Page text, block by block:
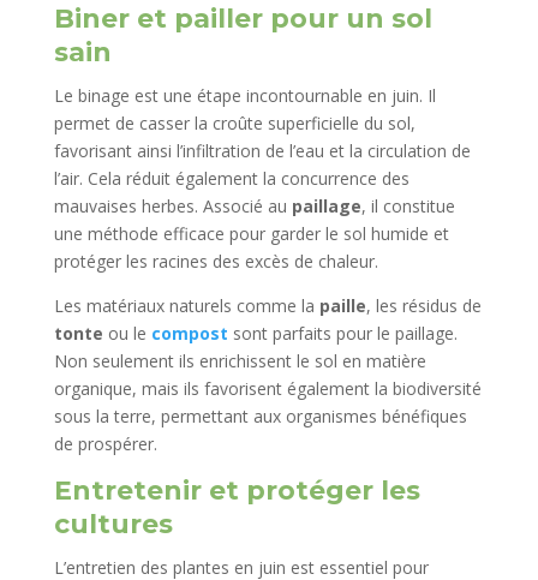
Biner et pailler pour un sol
sain
Le binage est une étape incontournable en juin. Il
permet de casser la croûte superficielle du sol,
favorisant ainsi l’infiltration de l’eau et la circulation de
l’air. Cela réduit également la concurrence des
mauvaises herbes. Associé au paillage, il constitue
une méthode efficace pour garder le sol humide et
protéger les racines des excès de chaleur.
Les matériaux naturels comme la paille, les résidus de
tonte ou le compost sont parfaits pour le paillage.
Non seulement ils enrichissent le sol en matière
organique, mais ils favorisent également la biodiversité
sous la terre, permettant aux organismes bénéfiques
de prospérer.
Entretenir et protéger les
cultures
L’entretien des plantes en juin est essentiel pour